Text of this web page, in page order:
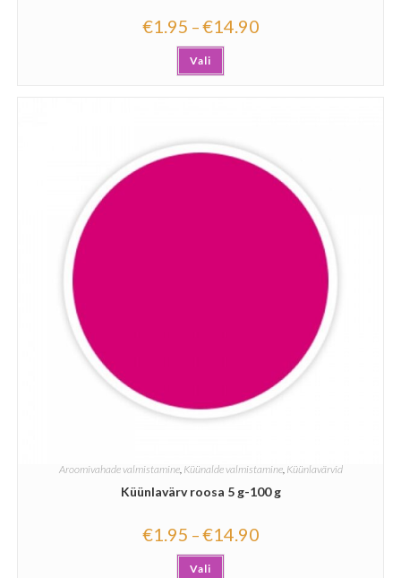
€1.95 –€14.90
Vali
Aroomivahade valmistamine, Küünalde valmistamine, Küünlavärvid
Küünlavärv roosa 5 g-100 g
€1.95 –€14.90
Vali